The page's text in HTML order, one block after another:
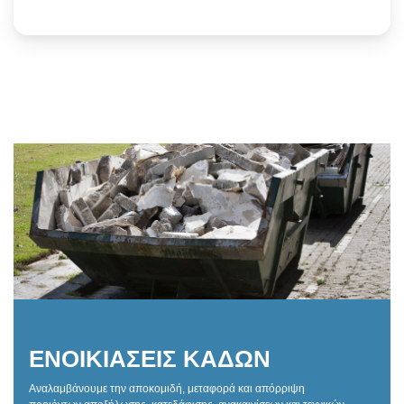
ΕΝΟΙΚΙΑΣΕΙΣ ΚΑΔΩΝ
Αναλαμβάνουμε την αποκομιδή, μεταφορά και απόρριψη